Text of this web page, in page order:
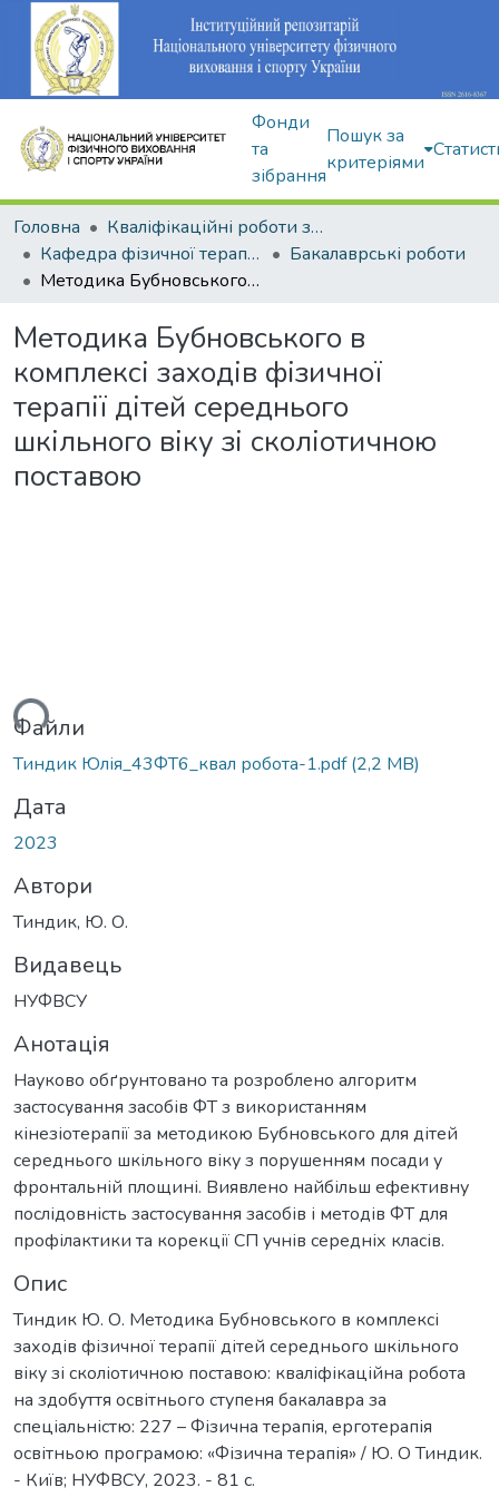
Фонди
та
зібрання
Пошук за
критеріями
Головна
Кваліфікаційні роботи здобувачів вищої освіти
Кафедра фізичної терапії та ерготерапії
Бакалаврські роботи
Методика Бубновського в комплексі заходів фізичної терапії дітей середнього шкільного віку зі сколіотичною поставою
Методика Бубновського в
комплексі заходів фізичної
терапії дітей середнього
шкільного віку зі сколіотичною
поставою
Файли
Тиндик Юлія_43ФТ6_квал робота-1.pdf(2,2 MB)
Дата
2023
Автори
Тиндик, Ю. О.
Видавець
НУФВСУ
Анотація
Науково обґрунтовано та розроблено алгоритм
застосування засобів ФТ з використанням
кінезіотерапії за методикою Бубновського для дітей
середнього шкільного віку з порушенням посади у
фронтальній площині. Виявлено найбільш ефективну
послідовність застосування засобів і методів ФТ для
профілактики та корекції СП учнів середніх класів.
Опис
Тиндик Ю. О. Методика Бубновського в комплексі
заходів фізичної терапії дітей середнього шкільного
віку зі сколіотичною поставою: кваліфікаційна робота
на здобуття освітнього ступеня бакалавра за
спеціальністю: 227 – Фізична терапія, ерготерапія
освітньою програмою: «Фізична терапія» / Ю. О Тиндик.
- Київ; НУФВСУ, 2023. - 81 с.